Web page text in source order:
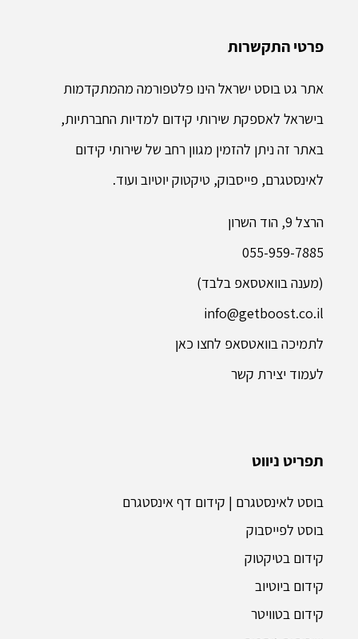
תפריט ניווט
בוסט לאינסטגרם | קידום דף אינסטגרם
בוסט לפייסבוק
קידום בטיקטוק
קידום ביוטיוב
קידום בטוויטר
פרטי התקשרות
אתר גט בוסט ישראל הינו פלטפורמה מהמתקדמות
בישראל לאספקת שירותי קידום למדיות החברתיות,
באתר זה ניתן להזמין מגוון רחב של שירותי קידום
לאינסטגרם, פייסבוק, טיקטוק יוטיוב ועוד.
הרצל 9, הוד השרון
055-959-7885
(מענה בוואטסאפ בלבד)
info@getboost.co.il
לתמיכה בוואטסאפ לחצו כאן
לעמוד יצירת קשר